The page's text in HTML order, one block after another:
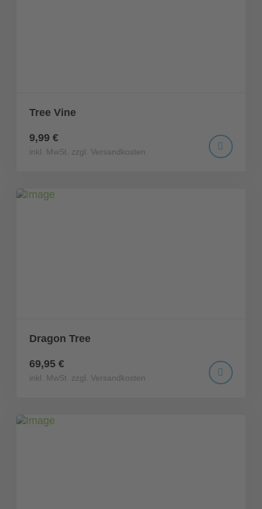
Tree Vine
9,99 €
inkl. MwSt. zzgl. Versandkosten
Dragon Tree
69,95 €
inkl. MwSt. zzgl. Versandkosten